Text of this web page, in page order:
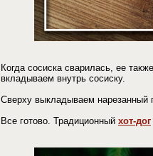
Когда сосиска сварилась, ее
вкладываем внутрь сосиску.
Сверху выкладываем нарезанный
Все готово. Традиционный хот-дог